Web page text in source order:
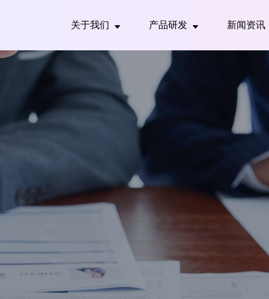
关于我们 产品研发 新闻资讯